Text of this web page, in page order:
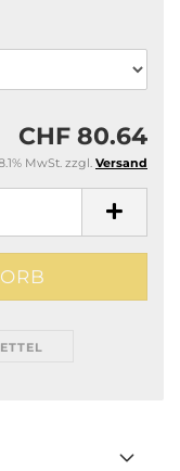
CHF 80.64
MwSt. zzgl. Versand